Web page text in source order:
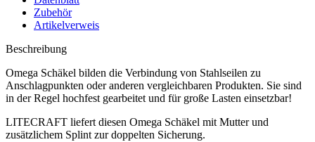
Zubehör
Artikelverweis
Beschreibung
Omega Schäkel bilden die Verbindung von Stahlseilen zu
Anschlagpunkten oder anderen vergleichbaren Produkten. Sie sind
in der Regel hochfest gearbeitet und für große Lasten einsetzbar!
LITECRAFT liefert diesen Omega Schäkel mit Mutter und
zusätzlichem Splint zur doppelten Sicherung.